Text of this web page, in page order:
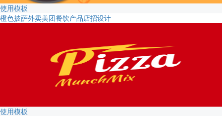
使用模板
橙色披萨外卖美团餐饮产品店招设计
使用模板